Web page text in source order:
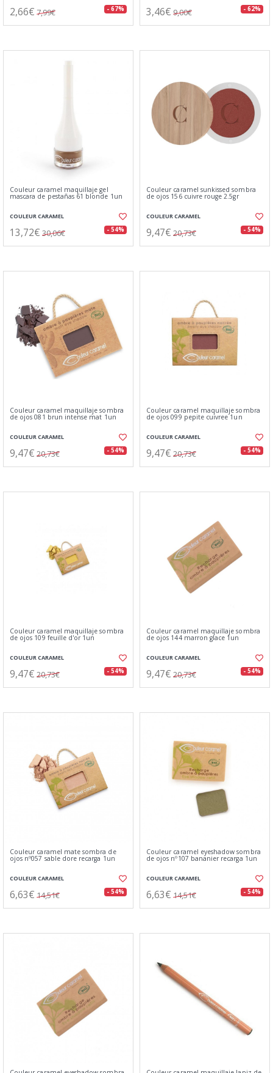
2,66€ 7,99€ - 67% 3,46€ 9,00€ - 62%
Couleur caramel maquillaje gel
mascara de pestañas 61 blonde 1un
COULEUR CARAMEL
13,72€ 30,06€ - 54%
Couleur caramel sunkissed sombra
de ojos 156 cuivre rouge 2.5gr
COULEUR CARAMEL
9,47€ 20,73€ - 54%
Couleur caramel maquillaje sombra
de ojos 081 brun intense mat 1un
COULEUR CARAMEL
9,47€ 20,73€ - 54%
Couleur caramel maquillaje sombra
de ojos 099 pepite cuivree 1un
COULEUR CARAMEL
9,47€ 20,73€ - 54%
Couleur caramel maquillaje sombra
de ojos 109 feuille d'or 1un
COULEUR CARAMEL
9,47€ 20,73€ - 54%
Couleur caramel maquillaje sombra
de ojos 144 marron glace 1un
COULEUR CARAMEL
9,47€ 20,73€ - 54%
Couleur caramel mate sombra de
ojos nº057 sable dore recarga 1un
COULEUR CARAMEL
6,63€ 14,51€ - 54%
Couleur caramel eyeshadow sombra
de ojos nº107 bananier recarga 1un
COULEUR CARAMEL
6,63€ 14,51€ - 54%